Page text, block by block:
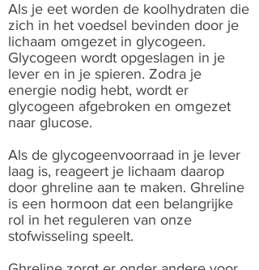
Als je eet worden de koolhydraten die
zich in het voedsel bevinden door je
lichaam omgezet in glycogeen.
Glycogeen wordt opgeslagen in je
lever en in je spieren. Zodra je
energie nodig hebt, wordt er
glycogeen afgebroken en omgezet
naar glucose.
Als de glycogeenvoorraad in je lever
laag is, reageert je lichaam daarop
door ghreline aan te maken. Ghreline
is een hormoon dat een belangrijke
rol in het reguleren van onze
stofwisseling speelt.